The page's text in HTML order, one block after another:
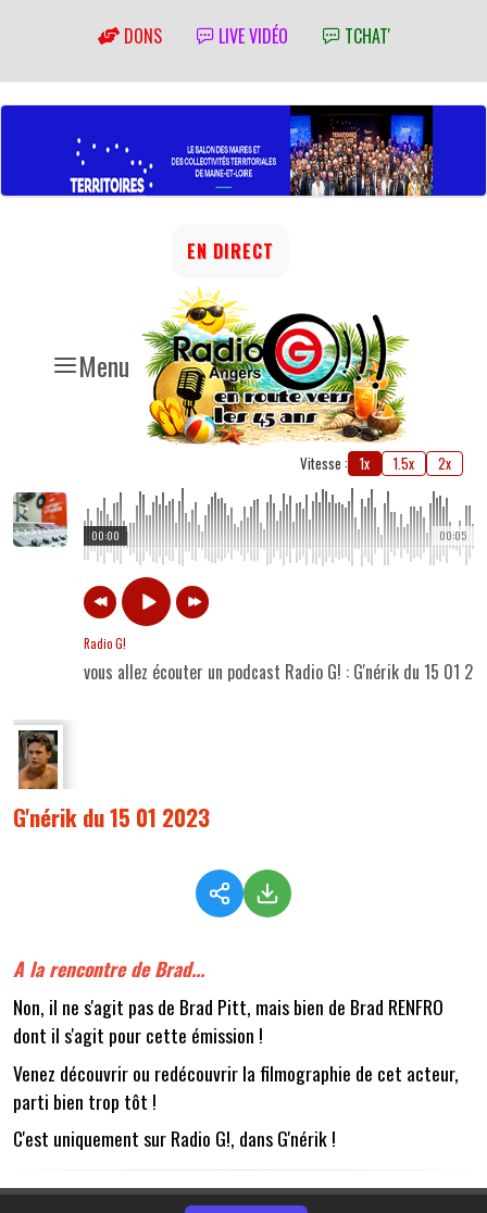
DONS LIVE VIDÉO TCHAT'
Menu
EN DIRECT
Vitesse : 1x 1.5x 2x
00:05
00:00
Radio G!
vous allez écouter un podcast Radio G! : G'nérik du 15 01
G'nérik du 15 01 2023
A la rencontre de Brad...
Non, il ne s'agit pas de Brad Pitt, mais bien de Brad RENFRO
dont il s'agit pour cette émission !
Venez découvrir ou redécouvrir la filmographie de cet acteur,
parti bien trop tôt !
C'est uniquement sur Radio G!, dans G'nérik !